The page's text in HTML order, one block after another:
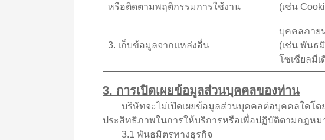
หรือติดตามพฤติกรรมการใช้งาน
(เช่น
3. เก็บข้อมูลจากแหล่งอื่น
บุคคลภาย
(เช่น พันธ
โซเชียลมี
3. การเปิดเผยข้อมูลส่วนบุคคลของท่าน
บริษัทจะไม่เปิดเผยข้อมูลส่วนบุคคลต่อบุคคลใดโดย
ประสิทธิภาพในการให้บริการหรือเพื่อปฏิบัติตามกฎห
3.1 พันธมิตรทางธุรกิจ